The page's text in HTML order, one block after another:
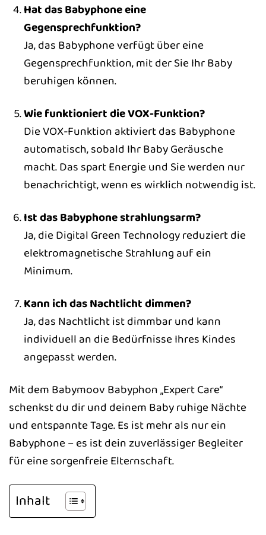
Hat das Babyphone eine
Gegensprechfunktion?
Ja, das Babyphone verfügt über eine
Gegensprechfunktion, mit der Sie Ihr Baby
beruhigen können.
Wie funktioniert die VOX-Funktion?
Die VOX-Funktion aktiviert das Babyphone
automatisch, sobald Ihr Baby Geräusche
macht. Das spart Energie und Sie werden nur
benachrichtigt, wenn es wirklich notwendig ist.
Ist das Babyphone strahlungsarm?
Ja, die Digital Green Technology reduziert die
elektromagnetische Strahlung auf ein
Minimum.
Kann ich das Nachtlicht dimmen?
Ja, das Nachtlicht ist dimmbar und kann
individuell an die Bedürfnisse Ihres Kindes
angepasst werden.
Mit dem Babymoov Babyphon „Expert Care“
schenkst du dir und deinem Baby ruhige Nächte
und entspannte Tage. Es ist mehr als nur ein
Babyphone – es ist dein zuverlässiger Begleiter
für eine sorgenfreie Elternschaft.
Inhalt